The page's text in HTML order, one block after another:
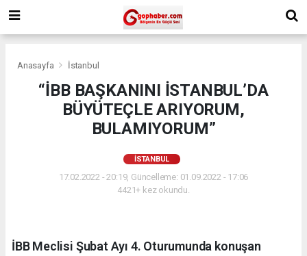
Anasayfa İstanbul
“İBB BAŞKANINI İSTANBUL’DA
BÜYÜTEÇLE ARIYORUM,
BULAMIYORUM”
İSTANBUL
17.02.2022 - 20:19, Güncelleme: 01.09.2022 - 17:06
4421+ kez okundu.
İBB Meclisi Şubat Ayı 4. Oturumunda konuşan